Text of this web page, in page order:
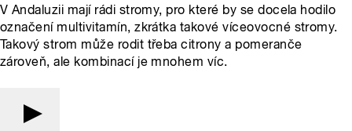
V Andaluzii mají rádi stromy, pro které by se docela hodilo
označení multivitamín, zkrátka takové víceovocné stromy.
Takový strom může rodit třeba citrony a pomeranče
zároveň, ale kombinací je mnohem víc.